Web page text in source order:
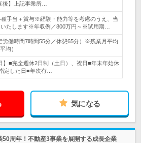
後】上記事業所…
種手当＋賞与※経験・能力等を考慮のうえ、当
たします※年収例／800万円～※試用期…
労働時間7時間55分／休憩65分）※残業月平均
均）
】■完全週休2日制（土日）、祝日■年末年始休
定した日■年次有…
気になる
50周年！不動産3事業を展開する成長企業